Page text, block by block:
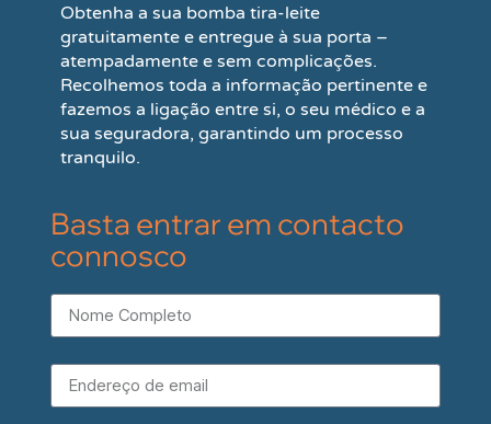
Obtenha a sua bomba tira-leite
gratuitamente e entregue à sua porta –
atempadamente e sem complicações.
Recolhemos toda a informação pertinente e
fazemos a ligação entre si, o seu médico e a
sua seguradora, garantindo um processo
tranquilo.
Basta entrar em contacto
connosco